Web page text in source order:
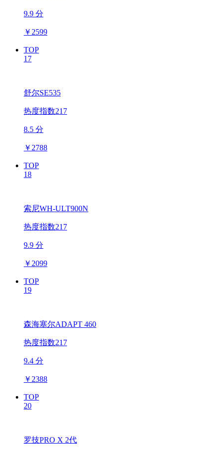
9.9 分
￥ 2599
TOP
17
舒尔SE535
热度指数217
8.5 分
￥ 2788
TOP
18
索尼WH-ULT900N
热度指数217
9.9 分
￥ 2099
TOP
19
森海塞尔ADAPT 460
热度指数217
9.4 分
￥ 2388
TOP
20
罗技PRO X 2代